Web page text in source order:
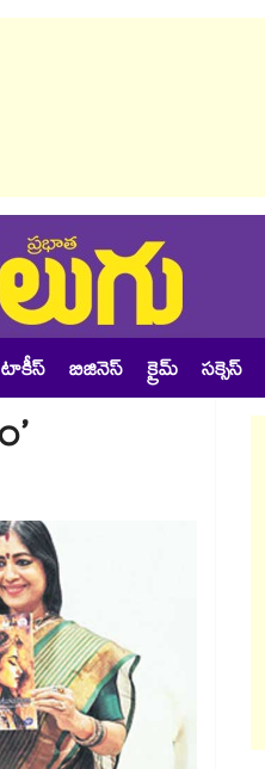
టాకీస్ బిజినెస్ క్రైమ్ సక్సెస్